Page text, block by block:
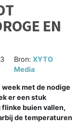
EN
Bron:XYTO
Media
week met de nodige
er een stuk
buien vallen,
de temperaturen